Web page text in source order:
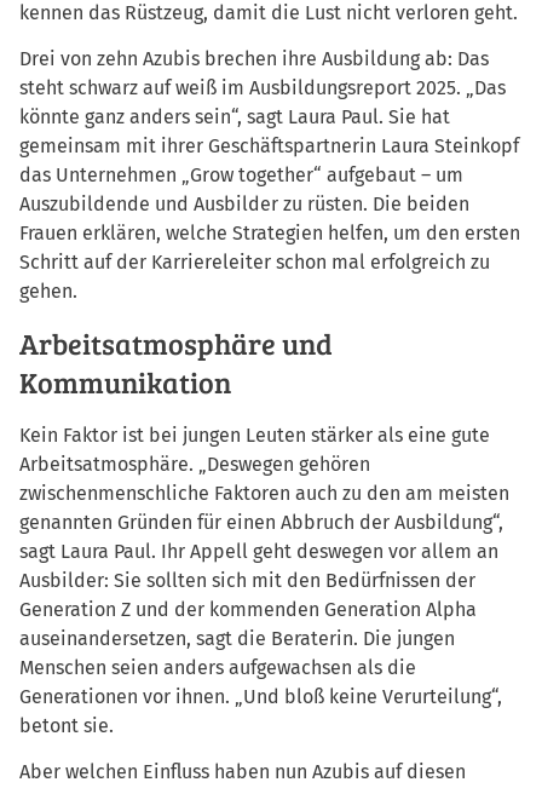
kennen das Rüstzeug, damit die Lust nicht verloren geht.
Drei von zehn Azubis brechen ihre Ausbildung ab: Das
steht schwarz auf weiß im Ausbildungsreport 2025. „Das
könnte ganz anders sein“, sagt Laura Paul. Sie hat
gemeinsam mit ihrer Geschäftspartnerin Laura Steinkopf
das Unternehmen „Grow together“ aufgebaut – um
Auszubildende und Ausbilder zu rüsten. Die beiden
Frauen erklären, welche Strategien helfen, um den ersten
Schritt auf der Karriereleiter schon mal erfolgreich zu
gehen.
Arbeitsatmosphäre und
Kommunikation
Kein Faktor ist bei jungen Leuten stärker als eine gute
Arbeitsatmosphäre. „Deswegen gehören
zwischenmenschliche Faktoren auch zu den am meisten
genannten Gründen für einen Abbruch der Ausbildung“,
sagt Laura Paul. Ihr Appell geht deswegen vor allem an
Ausbilder: Sie sollten sich mit den Bedürfnissen der
Generation Z und der kommenden Generation Alpha
auseinandersetzen, sagt die Beraterin. Die jungen
Menschen seien anders aufgewachsen als die
Generationen vor ihnen. „Und bloß keine Verurteilung“,
betont sie.
Aber welchen Einfluss haben nun Azubis auf diesen